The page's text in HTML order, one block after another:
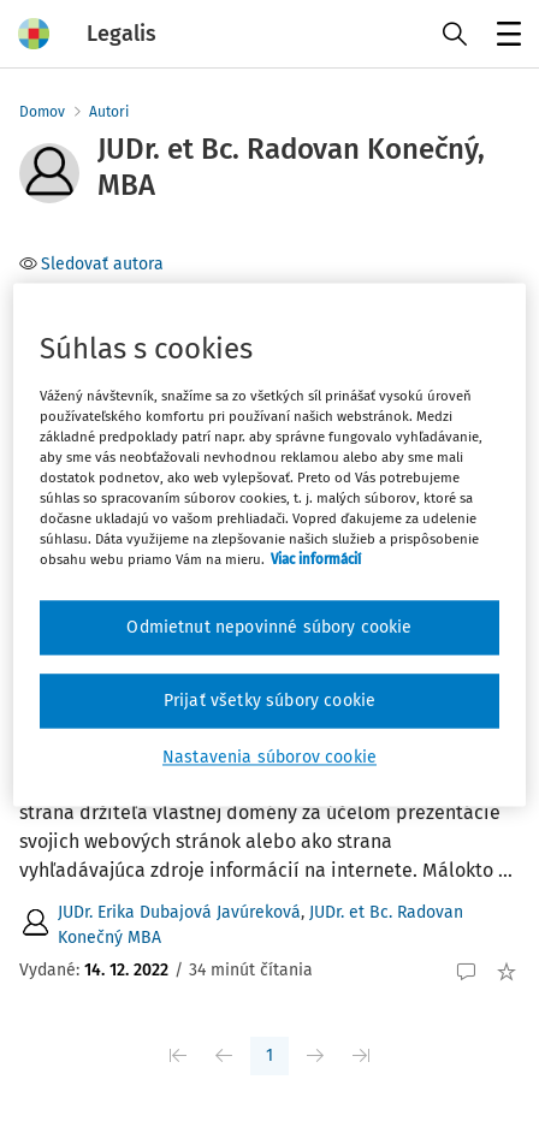
Legalis
Domov Autori
JUDr. et Bc. Radovan Konečný,
MBA
Sledovať autora
interný doktorand
Téma
Filter
Počet vyhľadaných dokumentov:1
Najstaršie
Doména.sk &amp; doména.eu
Anotácia V dnešnom virtuálnom svete 21. storočia sa
strana držiteľa vlastnej domény za účelom prezentácie
svojich webových stránok alebo ako strana
vyhľadávajúca zdroje informácií na internete. Málokto ...
JUDr. Erika Dubajová Javúreková, JUDr. et Bc. Radovan
Konečný MBA
Vydané: 14. 12. 2022 / 34 minút čítania
1
Súhlas s cookies
Vážený návštevník, snažíme sa zo všetkých síl prinášať vysokú úroveň
používateľského komfortu pri používaní našich webstránok. Medzi
základné predpoklady patrí napr. aby správne fungovalo vyhľadávanie,
aby sme vás neobťažovali nevhodnou reklamou alebo aby sme mali
dostatok podnetov, ako web vylepšovať. Preto od Vás potrebujeme
súhlas so spracovaním súborov cookies, t. j. malých súborov, ktoré sa
dočasne ukladajú vo vašom prehliadači. Vopred ďakujeme za udelenie
súhlasu. Dáta využijeme na zlepšovanie našich služieb a prispôsobenie
obsahu webu priamo Vám na mieru. Viac informácií
Nastavenia súborov cookie
Odmietnut nepovinné súbory cookie
Prijať všetky súbory cookie